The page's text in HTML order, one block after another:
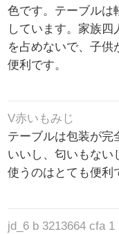
色です。テーブルは
しています。家族
を占めないで、子供
便利です。
V赤いもみじ
テーブルは包装が完
いいし、匂いもない
使うのはとても便利
jd_6 b 3213664 cfa 1